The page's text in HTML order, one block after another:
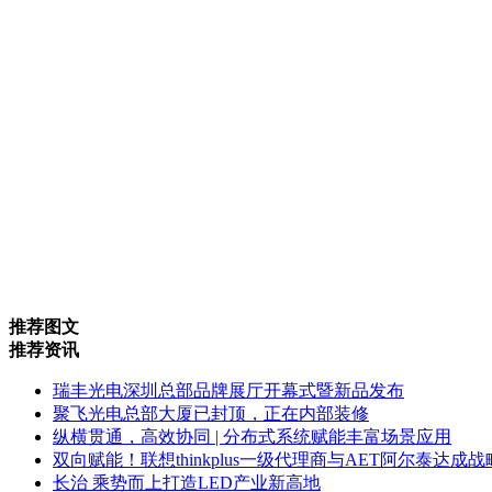
推荐图文
推荐资讯
瑞丰光电深圳总部品牌展厅开幕式暨新品发布
聚飞光电总部大厦已封顶，正在内部装修
纵横贯通，高效协同 | 分布式系统赋能丰富场景应用
双向赋能！联想thinkplus一级代理商与AET阿尔泰达成战
长治 乘势而上打造LED产业新高地